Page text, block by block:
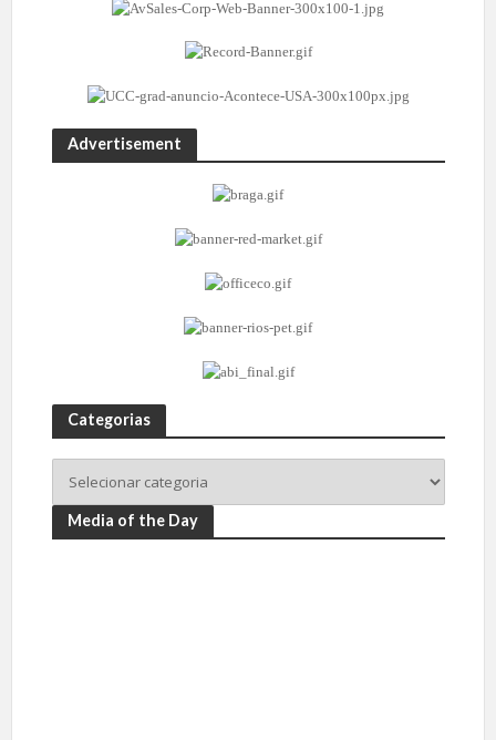
Advertisement
Categorias
Media of the Day